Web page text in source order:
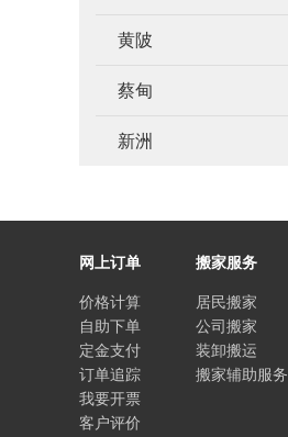
黄陂
蔡甸
新洲
网上订单
价格计算
自助下单
定金支付
订单追踪
我要开票
客户评价
搬家服务
居民搬家
公司搬家
装卸搬运
搬家辅助服务